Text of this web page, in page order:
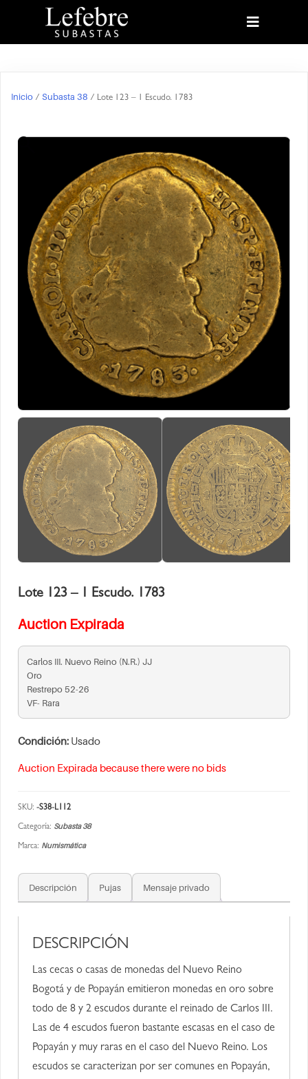
Inicio / Subasta 38 / Lote 123 – 1 Escudo. 1783
Lote 123 – 1 Escudo. 1783
Auction Expirada
Carlos III. Nuevo Reino (N.R.) JJ
Oro
Restrepo 52-26
VF- Rara
Condición: Usado
Auction Expirada because there were no bids
SKU: -S38-L112
Categoría: Subasta 38
Marca: Numismática
Descripción Pujas Mensaje privado
DESCRIPCIÓN
Las cecas o casas de monedas del Nuevo Reino
Bogotá y de Popayán emitieron monedas en oro sobre
todo de 8 y 2 escudos durante el reinado de Carlos III.
Las de 4 escudos fueron bastante escasas en el caso de
Popayán y muy raras en el caso del Nuevo Reino. Los
escudos se caracterizan por ser comunes en Popayán,